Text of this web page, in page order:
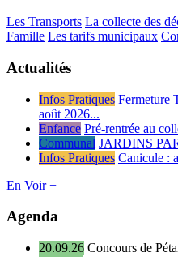
Les Transports La collecte des
Famille Les tarifs municipaux
Actualités
Infos Pratiques Fermeture
août 2026...
Enfance Pré-rentrée au
Communal JARDINS
Infos Pratiques Canicule :
En Voir +
Agenda
20.09.26 Concours de